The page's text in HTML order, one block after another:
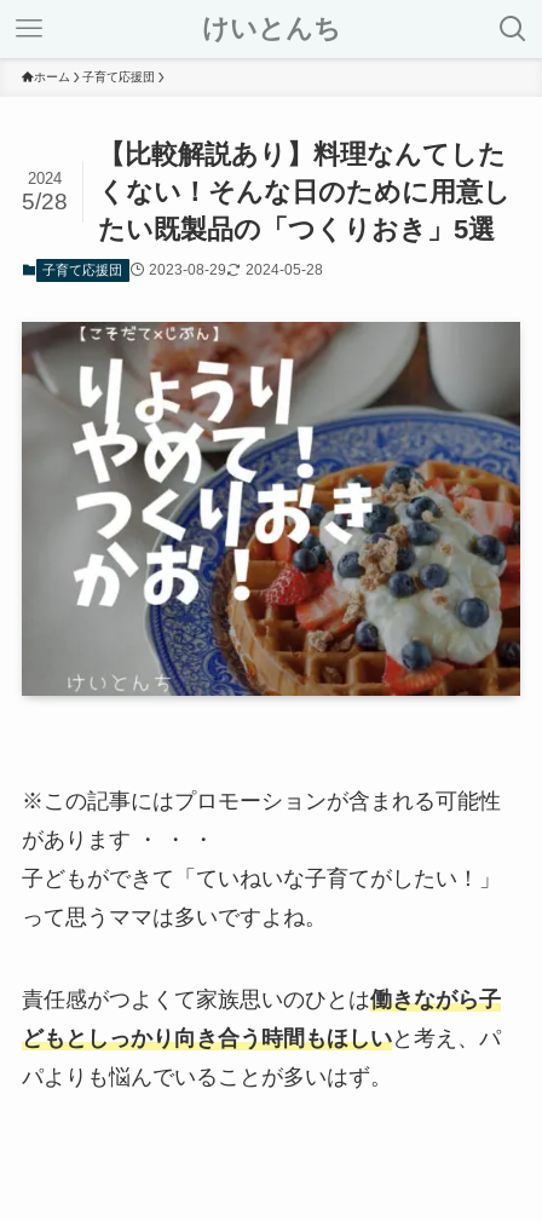
けいとんち
ホーム 子育て応援団
【比較解説あり】料理なんてした
くない！そんな日のために用意し
たい既製品の「つくりおき」5選
2024
5/28
子育て応援団 2023-08-29 2024-05-28
※この記事にはプロモーションが含まれる可能性
があります ・ ・ ・
子どもができて「ていねいな子育てがしたい！」
って思うママは多いですよね。
責任感がつよくて家族思いのひとは働きながら子
どもとしっかり向き合う時間もほしいと考え、パ
パよりも悩んでいることが多いはず。